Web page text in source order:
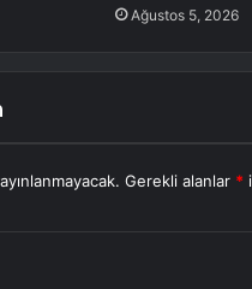
Ağustos 5, 2026
Gerekli alanlar *